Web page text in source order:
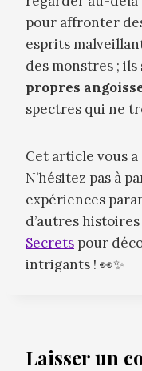
pour affronter
esprits
des monstres ;
propres
spectres qui ne
Cet article vous
N’hésitez pas à
expériences
d’autres
Secrets pour
intrigants ! 👀✨
Laisser un